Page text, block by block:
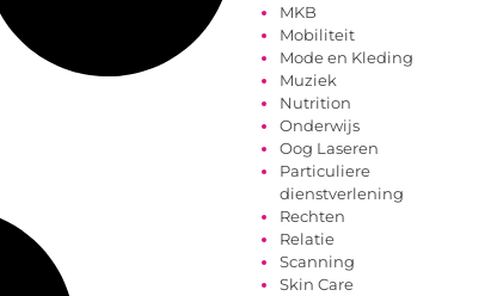
MKB
Mobiliteit
Mode en Kleding
Muziek
Nutrition
Onderwijs
Oog Laseren
Particuliere
dienstverlening
Rechten
Relatie
Scanning
Skin Care